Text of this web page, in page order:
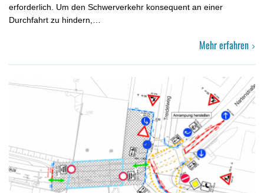
erforderlich. Um den Schwer­verkehr konsequent an einer
Durchfahrt zu hindern,…
Mehr erfahren